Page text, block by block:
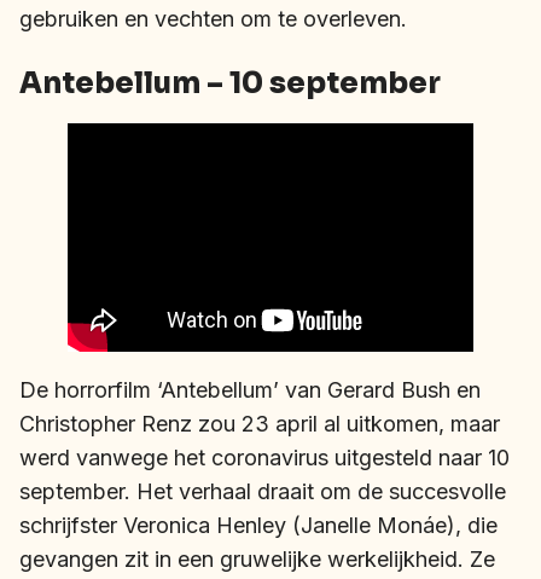
gebruiken en vechten om te overleven.
Antebellum – 10 september
De horrorfilm ‘Antebellum’ van Gerard Bush en
Christopher Renz zou 23 april al uitkomen, maar
werd vanwege het coronavirus uitgesteld naar 10
september. Het verhaal draait om de succesvolle
schrijfster Veronica Henley (Janelle Monáe), die
gevangen zit in een gruwelijke werkelijkheid. Ze